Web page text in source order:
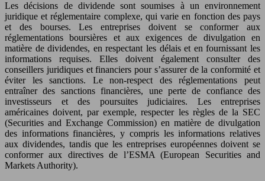
Les décisions de dividende sont soumises à un environnement
juridique et réglementaire complexe, qui varie en fonction des pays
et des bourses. Les entreprises doivent se conformer aux
réglementations boursières et aux exigences de divulgation en
matière de dividendes, en respectant les délais et en fournissant les
informations requises. Elles doivent également consulter des
conseillers juridiques et financiers pour s’assurer de la conformité et
éviter les sanctions. Le non-respect des réglementations peut
entraîner des sanctions financières, une perte de confiance des
investisseurs et des poursuites judiciaires. Les entreprises
américaines doivent, par exemple, respecter les règles de la SEC
(Securities and Exchange Commission) en matière de divulgation
des informations financières, y compris les informations relatives
aux dividendes, tandis que les entreprises européennes doivent se
conformer aux directives de l’ESMA (European Securities and
Markets Authority).